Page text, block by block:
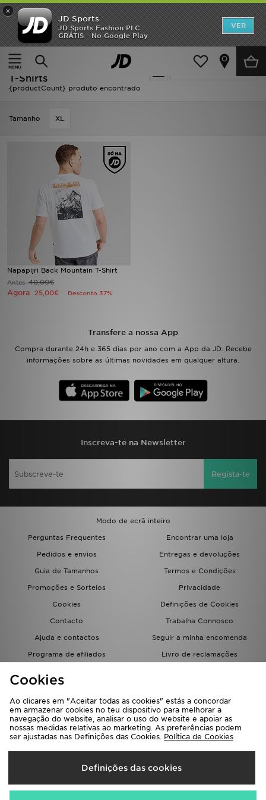
×
JD Sports
JD Sports Fashion PLC
GRÁTIS - No Google Play
VER
Página principal
Homem Roupa de Homem T-Shirts
Actualizar a pesquisa
Oferta | Homem - Napapijri
T-Shirts
{productCount} produto encontrado
Tamanho XL
Napapijri Back Mountain T-Shirt
Antes40,00€
Agora 25,00€ Desconto 37%
Transfere a nossa App
Compra durante 24h e 365 dias por ano com a App da JD. Recebe
informações sobre as últimas novidades em qualquer altura.
Inscreva-te na Newsletter
Regista-te
Modo de ecrã inteiro
Perguntas Frequentes
Encontrar uma loja
Pedidos e envios
Entregas e devoluções
Guia de Tamanhos
Termos e Condições
Promoções e Sorteios
Privacidade
Cookies
Definições de Cookies
Contacto
Trabalha Connosco
Ajuda e contactos
Seguir a minha encomenda
Programa de afiliados
Livro de reclamações
Seleciona O País
Portugal
INÍCIO
Promoções
NOVIDADES
DESPORTO
FUTEBOL JD
VER MARCAS
LOCALIZADOR DE LOJAS
MY JD
SUBSCREVE
ATENÇÃO AO CLIENTE
FAQs
Cookies
Ao clicares em "Aceitar todas as cookies" estás a concordar
em armazenar cookies no teu dispositivo para melhorar a
navegação do website, analisar o uso do website e apoiar as
nossas medidas relativas ao marketing. As preferências podem
ser ajustadas nas Definições das Cookies. Política de Cookies
Definições das cookies